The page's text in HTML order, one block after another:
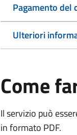
Pagamento del
Ulteriori
Come
Il servizio può
in formato PDF.